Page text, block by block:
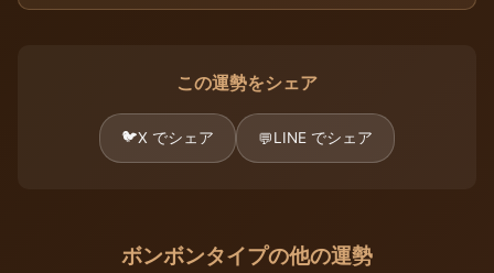
この運勢をシェア
🐦X でシェア 💬LINE でシェア
ボンボンタイプの他の運勢